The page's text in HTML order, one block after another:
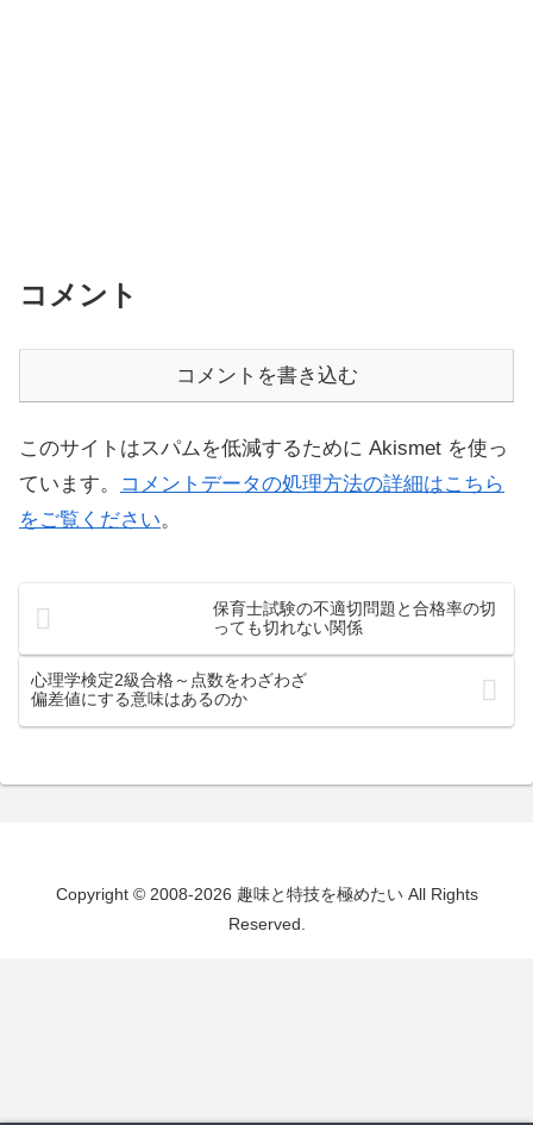
コメント
コメントを書き込む
このサイトはスパムを低減するために Akismet を使っ
ています。
コメントデータの処理方法の詳細はこちら
をご覧ください。
保育士試験の不適切問題と合格率の切
っても切れない関係
心理学検定2級合格～点数をわざわざ
偏差値にする意味はあるのか
Copyright © 2008-2026 趣味と特技を極めたい All Rights
Reserved.